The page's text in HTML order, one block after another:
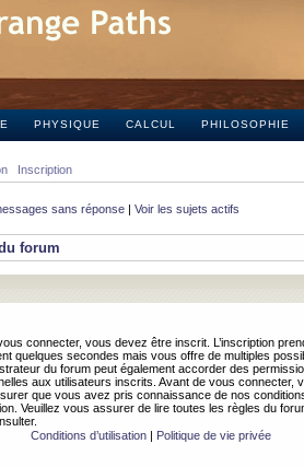
PHYSIQUE CALCUL PHILOSOPHIE
Inscription
sans réponse | Voir les sujets actifs
forum
connecter, vous devez être inscrit. L’inscription
quelques secondes mais vous offre de multiples
du forum peut également accorder des
aux utilisateurs inscrits. Avant de vous connecter,
que vous avez pris connaissance de nos
Veuillez vous assurer de lire toutes les règles du
Conditions d’utilisation| Politique de vie privée